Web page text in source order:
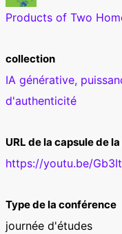
Products of Two
collection
IA générative,
d'authenticité
URL de la capsule de
https://youtu.be/
Type de la conférence
journée d'études